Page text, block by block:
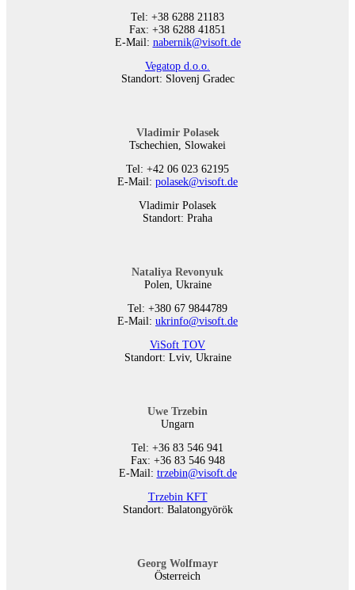
Tel: +38 6288 21183
Fax: +38 6288 41851
E-Mail: nabernik@visoft.de
Vegatop d.o.o.
Standort: Slovenj Gradec
Vladimir Polasek
Tschechien, Slowakei
Tel: +42 06 023 62195
E-Mail: polasek@visoft.de
Vladimir Polasek
Standort: Praha
Nataliya Revonyuk
Polen, Ukraine
Tel: +380 67 9844789
E-Mail: ukrinfo@visoft.de
ViSoft TOV
Standort: Lviv, Ukraine
Uwe Trzebin
Ungarn
Tel: +36 83 546 941
Fax: +36 83 546 948
E-Mail: trzebin@visoft.de
Trzebin KFT
Standort: Balatongyörök
Georg Wolfmayr
Österreich